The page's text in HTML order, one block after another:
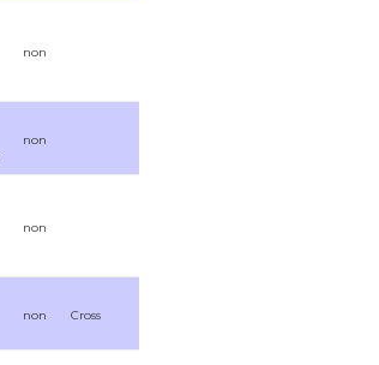
non
non
non
non Cross